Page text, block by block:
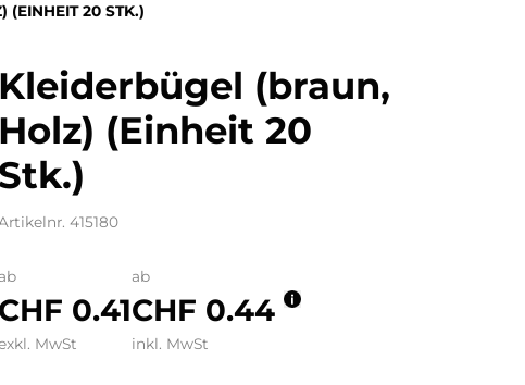
(EINHEIT 20 STK.)
Kleiderbügel (braun,
Holz) (Einheit 20
Stk.)
415180
ab
CHF 0.41
MwSt
ab
CHF 0.44
inkl. MwSt